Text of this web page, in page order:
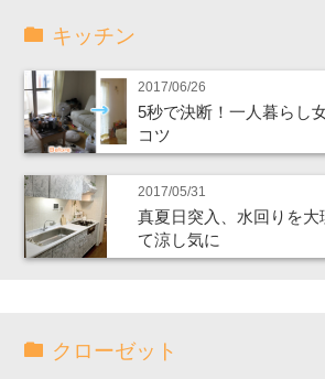
キッチン
2017/06/26
5秒で決断！一人暮らし
コツ
2017/05/31
真夏日突入、水回りを大
て涼し気に
クローゼット